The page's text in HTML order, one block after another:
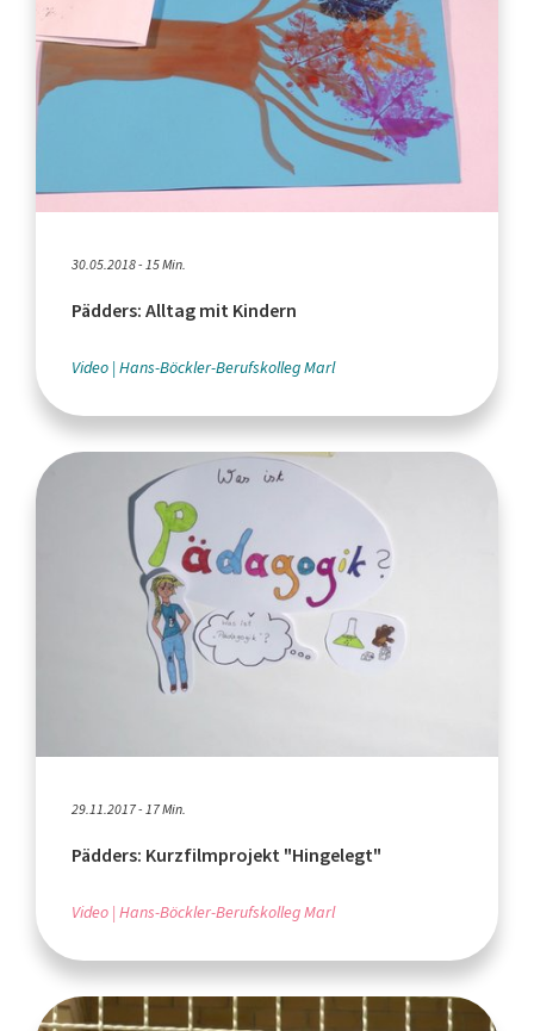
30.05.2018 - 15 Min.
Pädders: Alltag mit Kindern
Video Hans-Böckler-Berufskolleg Marl
29.11.2017 - 17 Min.
Pädders: Kurzfilmprojekt "Hingelegt"
Video Hans-Böckler-Berufskolleg Marl